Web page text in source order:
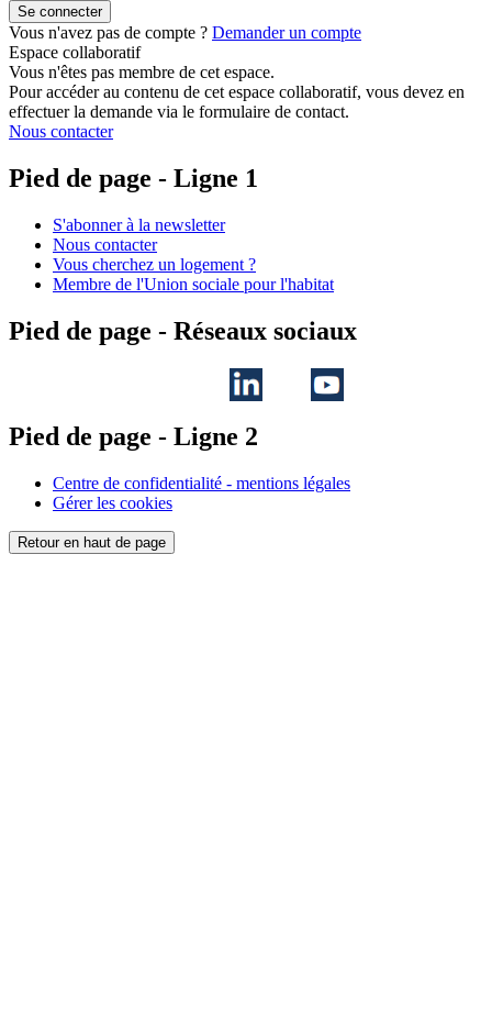
Vous n'avez pas de compte ? Demander un compte
Espace collaboratif
Vous n'êtes pas membre de cet espace.
Pour accéder au contenu de cet espace collaboratif, vous devez en
effectuer la demande via le formulaire de contact.
Nous contacter
Pied de page - Ligne 1
S'abonner à la newsletter
Nous contacter
Vous cherchez un logement ?
Membre de l'Union sociale pour l'habitat
Pied de page - Réseaux sociaux
Pied de page - Ligne 2
Centre de confidentialité - mentions légales
Gérer les cookies
Retour en haut de page